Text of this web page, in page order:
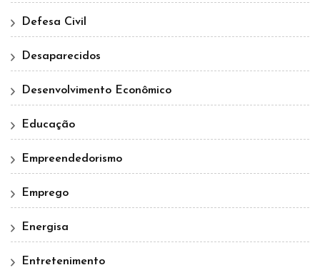
Defesa Civil
Desaparecidos
Desenvolvimento Econômico
Educação
Empreendedorismo
Emprego
Energisa
Entretenimento